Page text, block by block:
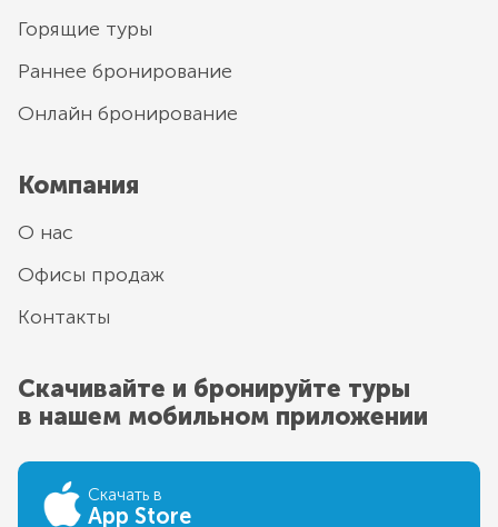
Горящие туры
Раннее бронирование
Онлайн бронирование
Компания
О нас
Офисы продаж
Контакты
Скачивайте и бронируйте туры
в нашем мобильном приложении
Скачать в
App Store